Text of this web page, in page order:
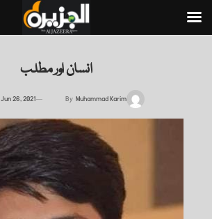
انسان اور مطلب
By Muhammad Karim
Jun 26, 2021